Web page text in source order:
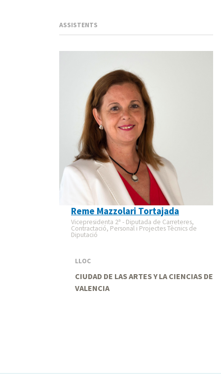
ASSISTENTS
Reme Mazzolari Tortajada
Vicepresidenta 2ª - Diputada de Carreteres,
Contractació, Personal i Projectes Tècnics de
Diputació
LLOC
CIUDAD DE LAS ARTES Y LA CIENCIAS DE
VALENCIA